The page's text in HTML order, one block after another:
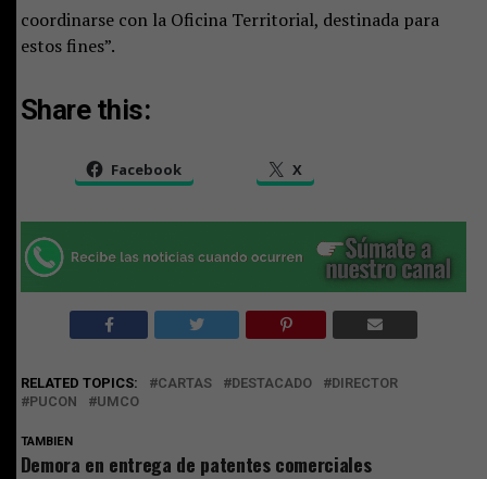
coordinarse con la Oficina Territorial, destinada para
estos fines”.
Share this:
Facebook X
RELATED TOPICS: CARTAS DESTACADO
DIRECTOR
PUCON
UMCO
TAMBIEN
Demora en entrega de patentes comerciales